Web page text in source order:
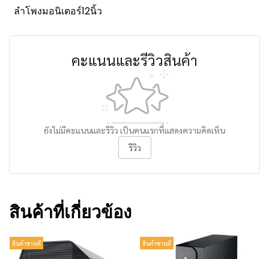
ลำโพงมอนิเตอร์12นิ้ว
คะแนนและรีวิวสินค้า
ยังไม่มีคะแนนและรีวิว เป็นคนแรกที่แสดงความคิดเห็น
รีวิว
สินค้าที่เกี่ยวข้อง
สินค้าขายดี สินค้าขายดี